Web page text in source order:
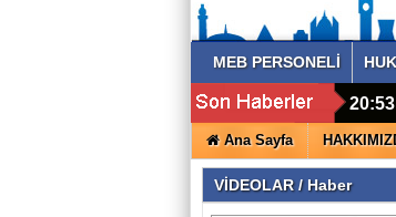
MEB PERSONELİ
20:53
Ana Sayfa
VİDEOLAR / Haber